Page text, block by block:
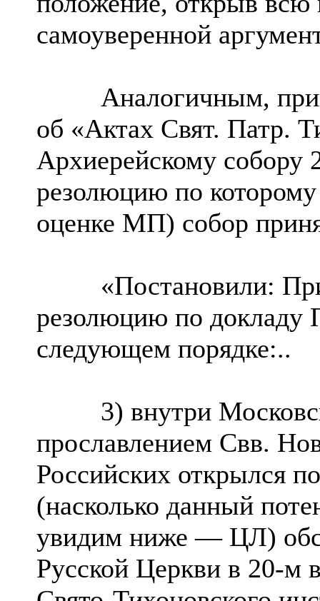
самоуверенной
Аналогичным,
об «Актах Свят. Патр.
Архиерейскому собору
резолюцию по
оценке МП) собор
«Постановили:
резолюцию по докладу
следующем порядке:..
3) внутри
прославлением Свв.
Российских открылся
(насколько данный
увидим ниже — ЦЛ)
Русской Церкви в 20-м